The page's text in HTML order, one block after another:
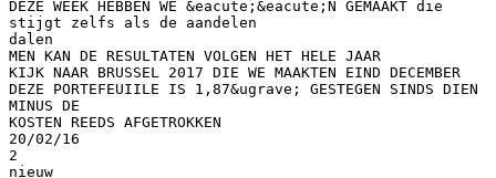
DEZE WEEK HEBBEN WE &eacute;&eacute;N GEMAAKT die
stijgt zelfs als de aandelen
dalen
MEN KAN DE RESULTATEN VOLGEN HET HELE JAAR
KIJK NAAR BRUSSEL 2017 DIE WE MAAKTEN EIND DECEMBER
DEZE PORTEFEUIILE IS 1,87&ugrave; GESTEGEN SINDS DIEN
MINUS DE
KOSTEN REEDS AFGETROKKEN
20/02/16
2
nieuw